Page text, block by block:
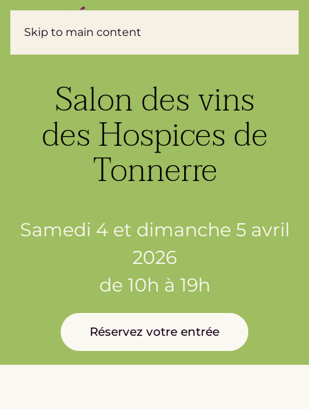
Skip to main content
Salon des vins
des Hospices de
Tonnerre
Samedi 4 et dimanche 5 avril
2026
de 10h à 19h
Réservez votre entrée